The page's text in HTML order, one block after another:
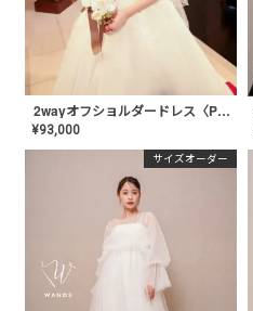
2wayオフショルダードレス〈PD-WDOR-51〉
¥93,000
サイズオーダー